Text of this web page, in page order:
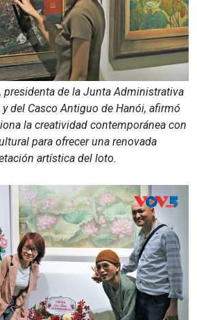
presidenta de la Junta Administrativa
del Casco Antiguo de Hanói, afirmó
la creatividad contemporánea con
para ofrecer una renovada
artística del loto.